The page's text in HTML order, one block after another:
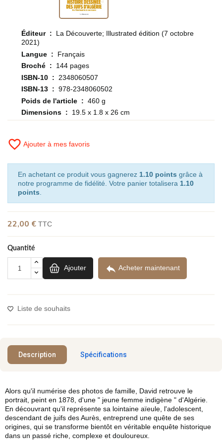
Éditeur ‏ : ‎ La Découverte; Illustrated édition (7 octobre
2021)
Langue ‏ : ‎ Français
Broché ‏ : ‎ 144 pages
ISBN-10 ‏ : ‎ 2348060507
ISBN-13 ‏ : ‎ 978-2348060502
Poids de l'article ‏ : ‎ 460 g
Dimensions ‏ : ‎ 19.5 x 1.8 x 26 cm
favorite_border Ajouter à mes favoris
En achetant ce produit vous gagnerez 1.10 points grâce à
notre programme de fidélité. Votre panier totalisera 1.10
points.
22,00 € TTC
Quantité
Ajouter  Acheter maintenant
Liste de souhaits
Description Spécifications
Alors qu'il numérise des photos de famille, David retrouve le
portrait, peint en 1878, d'une " jeune femme indigène " d'Algérie.
En découvrant qu'il représente sa lointaine aïeule, l'adolescent,
descendant de juifs des Aurès, entreprend une quête de ses
origines, qui se transforme bientôt en véritable enquête historique
dans un passé riche, complexe et douloureux.